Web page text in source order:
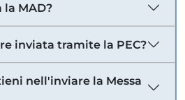
la MAD?
inviata tramite la PEC?
nell'inviare la Messa